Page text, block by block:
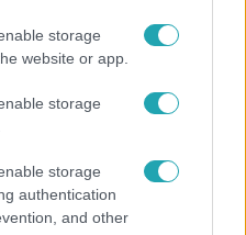
storage
website or app.
storage
storage
authentication
and other
Lajosnak